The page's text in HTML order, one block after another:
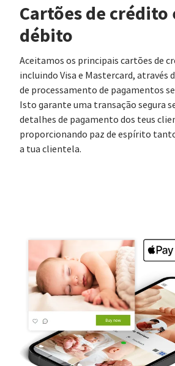
Cartões de crédito
débito
Aceitamos os principais cartões de
incluindo Visa e Mastercard, através
de processamento de pagamentos
Isto garante uma transação segura
detalhes de pagamento dos teus
proporcionando paz de espírito
a tua clientela.